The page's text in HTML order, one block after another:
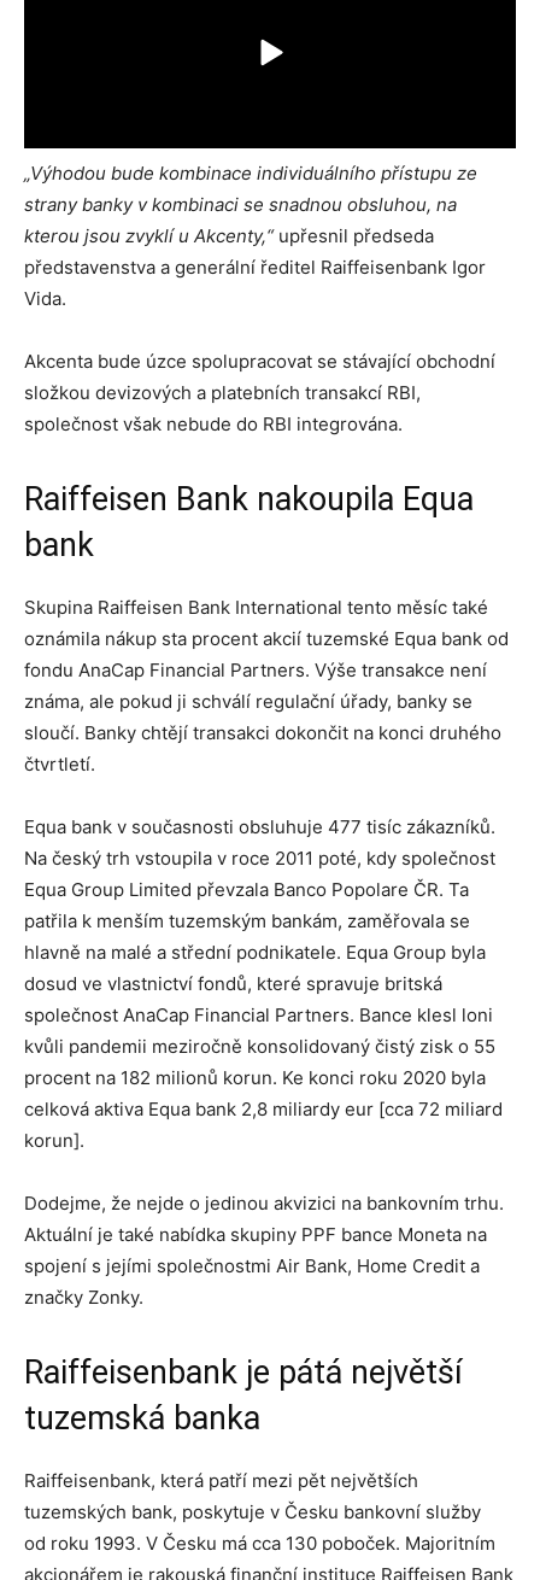
„Výhodou bude kombinace individuálního přístupu ze
strany banky v kombinaci se snadnou obsluhou, na
kterou jsou zvyklí u Akcenty,“upřesnil předseda
představenstva a generální ředitel Raiffeisenbank Igor
Vida.
Akcenta bude úzce spolupracovat se stávající obchodní
složkou devizových a platebních transakcí RBI,
společnost však nebude do RBI integrována.
Raiffeisen Bank nakoupila Equa
bank
Skupina Raiffeisen Bank International tento měsíc také
oznámila nákup sta procent akcií tuzemské Equa bank od
fondu AnaCap Financial Partners. Výše transakce není
známa, ale pokud ji schválí regulační úřady, banky se
sloučí. Banky chtějí transakci dokončit na konci druhého
čtvrtletí.
Equa bank v současnosti obsluhuje 477 tisíc zákazníků.
Na český trh vstoupila v roce 2011 poté, kdy společnost
Equa Group Limited převzala Banco Popolare ČR. Ta
patřila k menším tuzemským bankám, zaměřovala se
hlavně na malé a střední podnikatele. Equa Group byla
dosud ve vlastnictví fondů, které spravuje britská
společnost AnaCap Financial Partners. Bance klesl loni
kvůli pandemii meziročně konsolidovaný čistý zisk o 55
procent na 182 milionů korun. Ke konci roku 2020 byla
celková aktiva Equa bank 2,8 miliardy eur [cca 72 miliard
korun].
Dodejme, že nejde o jedinou akvizici na bankovním trhu.
Aktuální je také nabídka skupiny PPF bance Moneta na
spojení s jejími společnostmi Air Bank, Home Credit a
značky Zonky.
Raiffeisenbank je pátá největší
tuzemská banka
Raiffeisenbank, která patří mezi pět největších
tuzemských bank, poskytuje v Česku bankovní služby
od roku 1993. V Česku má cca 130 poboček. Majoritním
akcionářem je rakouská finanční instituce Raiffeisen Bank